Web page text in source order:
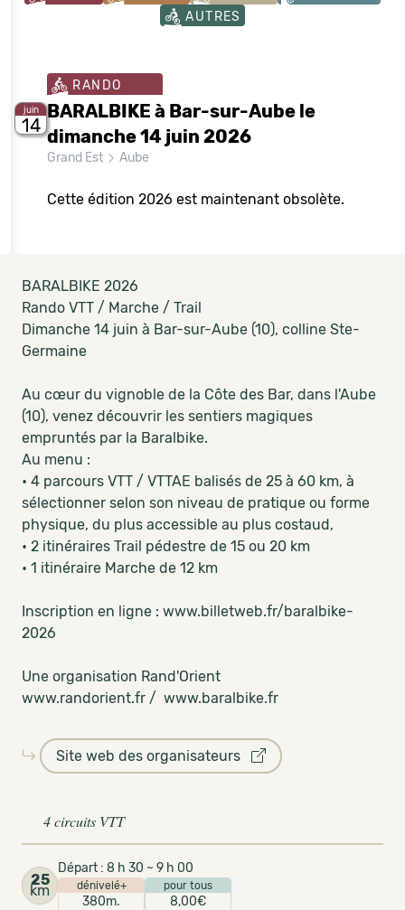
AUTRES
juin
14
RANDO
BARALBIKE à Bar-sur-Aube le
dimanche 14 juin 2026
Grand Est Aube
Cette édition 2026 est maintenant obsolète.
BARALBIKE 2026
Rando VTT / Marche / Trail
Dimanche 14 juin à Bar-sur-Aube (10), colline Ste-
Germaine
Au cœur du vignoble de la Côte des Bar, dans l'Aube
(10), venez découvrir les sentiers magiques
empruntés par la Baralbike.
Au menu :
• 4 parcours VTT / VTTAE balisés de 25 à 60 km, à
sélectionner selon son niveau de pratique ou forme
physique, du plus accessible au plus costaud,
• 2 itinéraires Trail pédestre de 15 ou 20 km
• 1 itinéraire Marche de 12 km
Inscription en ligne : www.billetweb.fr/baralbike-
2026
Une organisation Rand'Orient
www.randorient.fr / www.baralbike.fr
Site web des organisateurs
4 circuits VTT
25
km
Départ : 8 h 30 ~ 9 h 00
dénivelé+
380m.
pour tous
8,00€